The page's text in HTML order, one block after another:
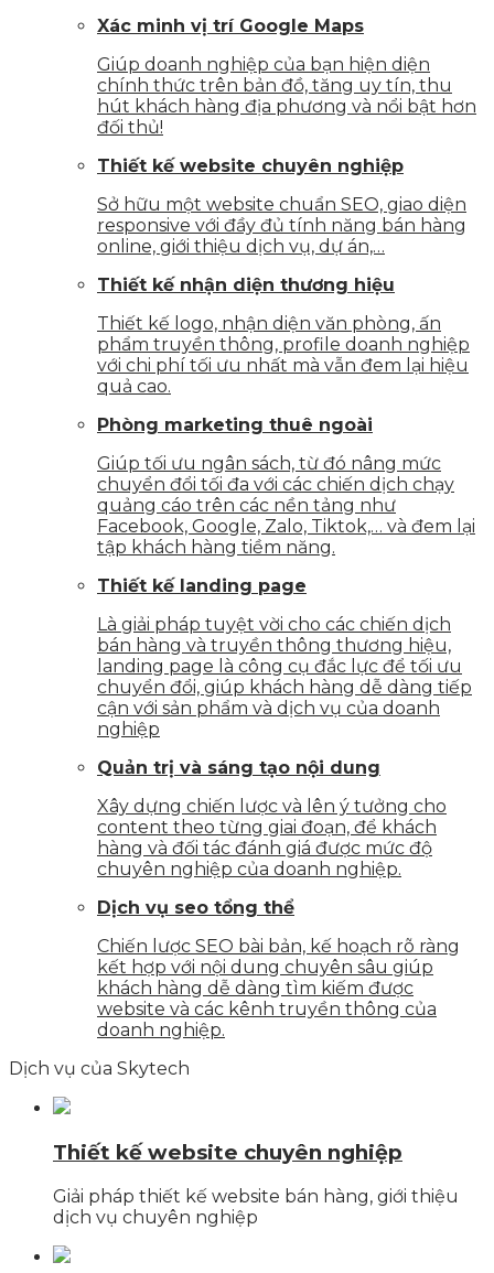
Xác minh vị trí Google Maps
Giúp doanh nghiệp của bạn hiện diện
chính thức trên bản đồ, tăng uy tín, thu
hút khách hàng địa phương và nổi bật hơn
đối thủ!
Thiết kế website chuyên nghiệp
Sở hữu một website chuẩn SEO, giao diện
responsive với đầy đủ tính năng bán hàng
online, giới thiệu dịch vụ, dự án,…
Thiết kế nhận diện thương hiệu
Thiết kế logo, nhận diện văn phòng, ấn
phẩm truyền thông, profile doanh nghiệp
với chi phí tối ưu nhất mà vẫn đem lại hiệu
quả cao.
Phòng marketing thuê ngoài
Giúp tối ưu ngân sách, từ đó nâng mức
chuyển đổi tối đa với các chiến dịch chạy
quảng cáo trên các nền tảng như
Facebook, Google, Zalo, Tiktok,… và đem lại
tập khách hàng tiềm năng.
Thiết kế landing page
Là giải pháp tuyệt vời cho các chiến dịch
bán hàng và truyền thông thương hiệu,
landing page là công cụ đắc lực để tối ưu
chuyển đổi, giúp khách hàng dễ dàng tiếp
cận với sản phẩm và dịch vụ của doanh
nghiệp
Quản trị và sáng tạo nội dung
Xây dựng chiến lược và lên ý tưởng cho
content theo từng giai đoạn, để khách
hàng và đối tác đánh giá được mức độ
chuyên nghiệp của doanh nghiệp.
Dịch vụ seo tổng thể
Chiến lược SEO bài bản, kế hoạch rõ ràng
kết hợp với nội dung chuyên sâu giúp
khách hàng dễ dàng tìm kiếm được
website và các kênh truyền thông của
doanh nghiệp.
Dịch vụ của Skytech
Thiết kế website chuyên nghiệp
Giải pháp thiết kế website bán hàng, giới thiệu
dịch vụ chuyên nghiệp